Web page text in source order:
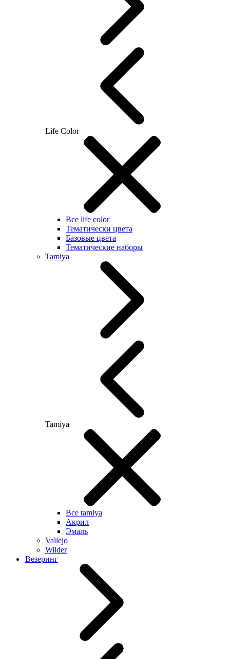
Life Color
Все life color
Тематически цвета
Базовые цвета
Тематические наборы
Tamiya
Tamiya
Все tamiya
Акрил
Эмаль
Vallejo
Wilder
Везеринг